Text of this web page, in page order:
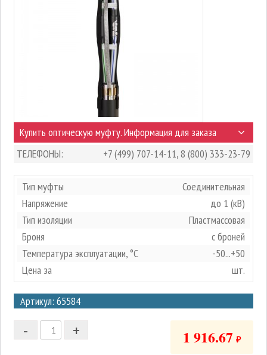
Купить оптическую муфту. Информация для заказа
ТЕЛЕФОНЫ:
+7 (499) 707-14-11,8 (800) 333-23-79
Тип муфты
Соединительная
Напряжение
до 1 (кВ)
Тип изоляции
Пластмассовая
Броня
с броней
Температура эксплуатации, °С
-50...+50
Цена за
шт.
Артикул: 65584
3
2
1
+
- 1 916.67 ₽